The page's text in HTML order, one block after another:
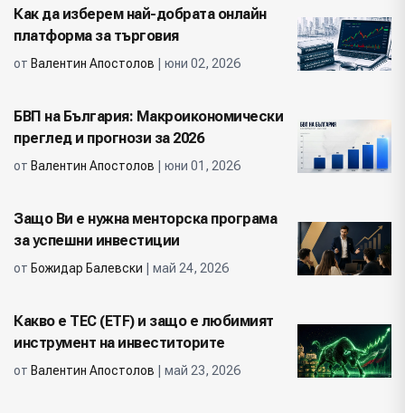
Как да изберем най-добрата онлайн
платформа за търговия
от Валентин Апостолов | юни 02, 2026
БВП на България: Макроикономически
преглед и прогнози за 2026
от Валентин Апостолов | юни 01, 2026
Защо Ви е нужна менторска програма
за успешни инвестиции
от Божидар Балевски | май 24, 2026
Какво е ТЕС (ETF) и защо е любимият
инструмент на инвеститорите
от Валентин Апостолов | май 23, 2026